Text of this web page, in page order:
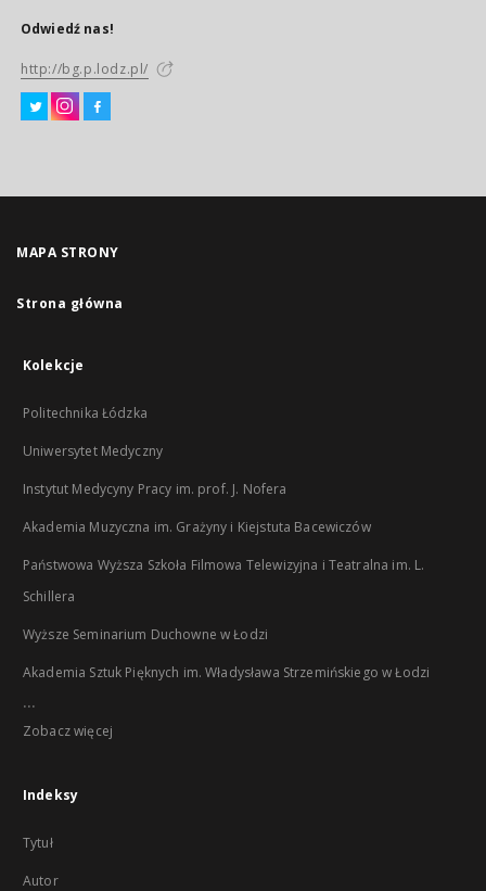
Odwiedź nas!
http://bg.p.lodz.pl/
MAPA STRONY
Strona główna
Kolekcje
Politechnika Łódzka
Uniwersytet Medyczny
Instytut Medycyny Pracy im. prof. J. Nofera
Akademia Muzyczna im. Grażyny i Kiejstuta Bacewiczów
Państwowa Wyższa Szkoła Filmowa Telewizyjna i Teatralna im. L.
Schillera
Wyższe Seminarium Duchowne w Łodzi
Akademia Sztuk Pięknych im. Władysława Strzemińskiego w Łodzi
...
Zobacz więcej
Indeksy
Tytuł
Autor